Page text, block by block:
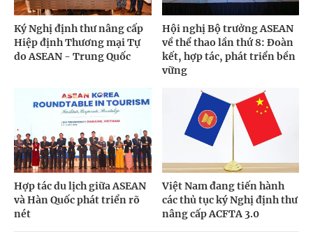
Ký Nghị định thư nâng cấp
Hiệp định Thương mại Tự
do ASEAN - Trung Quốc
Hội nghị Bộ trưởng ASEAN
về thể thao lần thứ 8: Đoàn
kết, hợp tác, phát triển bền
vững
Hợp tác du lịch giữa ASEAN
và Hàn Quốc phát triển rõ
nét
Việt Nam đang tiến hành
các thủ tục ký Nghị định thư
nâng cấp ACFTA 3.0